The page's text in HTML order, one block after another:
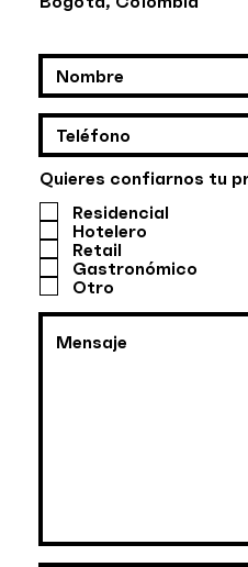
Quieres confiarnos tu
Residencial
Hotelero
Retail
Gastronómico
Otro